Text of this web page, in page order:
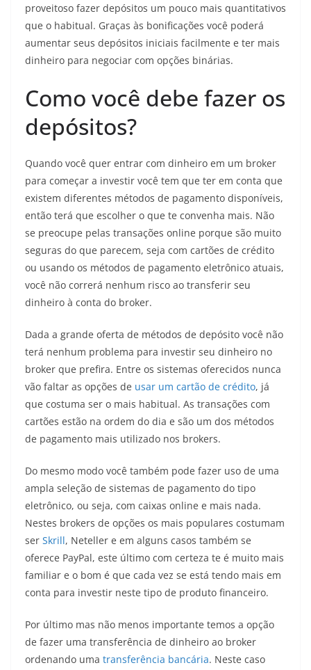
proveitoso fazer depósitos um pouco mais quantitativos
que o habitual. Graças às bonificações você poderá
aumentar seus depósitos iniciais facilmente e ter mais
dinheiro para negociar com opções binárias.
Como você debe fazer os
depósitos?
Quando você quer entrar com dinheiro em um broker
para começar a investir você tem que ter em conta que
existem diferentes métodos de pagamento disponíveis,
então terá que escolher o que te convenha mais. Não
se preocupe pelas transações online porque são muito
seguras do que parecem, seja com cartões de crédito
ou usando os métodos de pagamento eletrônico atuais,
você não correrá nenhum risco ao transferir seu
dinheiro à conta do broker.
Dada a grande oferta de métodos de depósito você não
terá nenhum problema para investir seu dinheiro no
broker que prefira. Entre os sistemas oferecidos nunca
vão faltar as opções de usar um cartão de crédito, já
que costuma ser o mais habitual. As transações com
cartões estão na ordem do dia e são um dos métodos
de pagamento mais utilizado nos brokers.
Do mesmo modo você também pode fazer uso de uma
ampla seleção de sistemas de pagamento do tipo
eletrônico, ou seja, com caixas online e mais nada.
Nestes brokers de opções os mais populares costumam
ser Skrill, Neteller e em alguns casos também se
oferece PayPal, este último com certeza te é muito mais
familiar e o bom é que cada vez se está tendo mais em
conta para investir neste tipo de produto financeiro.
Por último mas não menos importante temos a opção
de fazer uma transferência de dinheiro ao broker
ordenando uma transferência bancária. Neste caso